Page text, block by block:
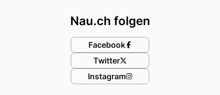
Nau.ch folgen
Facebook
Twitter
Instagram